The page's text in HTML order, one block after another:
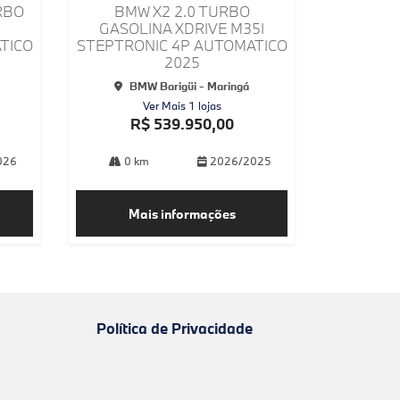
BMW X2 2.0 TURBO
GASOLINA XDRIVE M35I
STEPTRONIC 4P AUTOMATICO
2025
BMW Barigüi - Maringá
Ver Mais 1 lojas
R$ 539.950,00
0 km 2026/2025
Mais informações
Política de Privacidade